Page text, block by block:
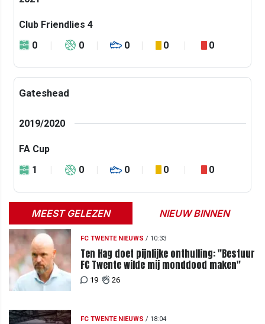
Club Friendlies 4
0
0 0 0 0
Gateshead
2019/2020
FA Cup
1
0 0 0 0
MEEST GELEZEN NIEUW BINNEN
FC TWENTE NIEUWS / 10:33
Ten Hag doet pijnlijke onthulling: "Bestuur
FC Twente wilde mij monddood maken"
19 26
FC TWENTE NIEUWS / 18:04